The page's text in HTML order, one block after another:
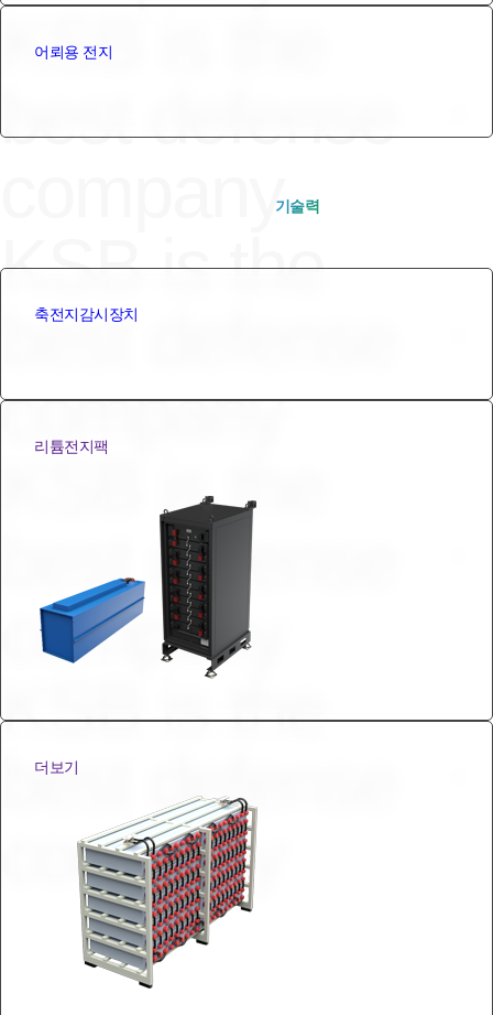
KSB is the
best defense
company
ㆍ
KSB is the
best defense
company
KSB is the
best defense
company
KSB is the
best defense
company
어뢰용 전지
기술력
축전지감시장치
리튬전지팩
더보기